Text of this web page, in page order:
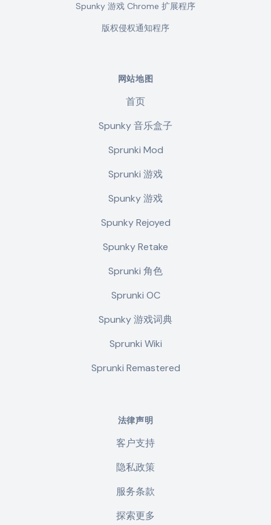
Spunky 游戏 Chrome 扩展程序
版权侵权通知程序
网站地图
首页
Spunky 音乐盒子
Sprunki Mod
Sprunki 游戏
Spunky 游戏
Spunky Rejoyed
Spunky Retake
Sprunki 角色
Sprunki OC
Spunky 游戏词典
Sprunki Wiki
Sprunki Remastered
法律声明
客户支持
隐私政策
服务条款
探索更多